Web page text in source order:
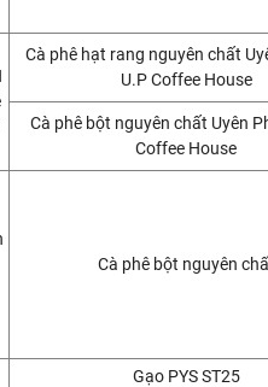
Cà phê hạt rang nguyên chất
U.P Coffee House
Cà phê bột nguyên chất Uyên
Coffee House
Cà phê bột nguyên
Gạo PYS ST25